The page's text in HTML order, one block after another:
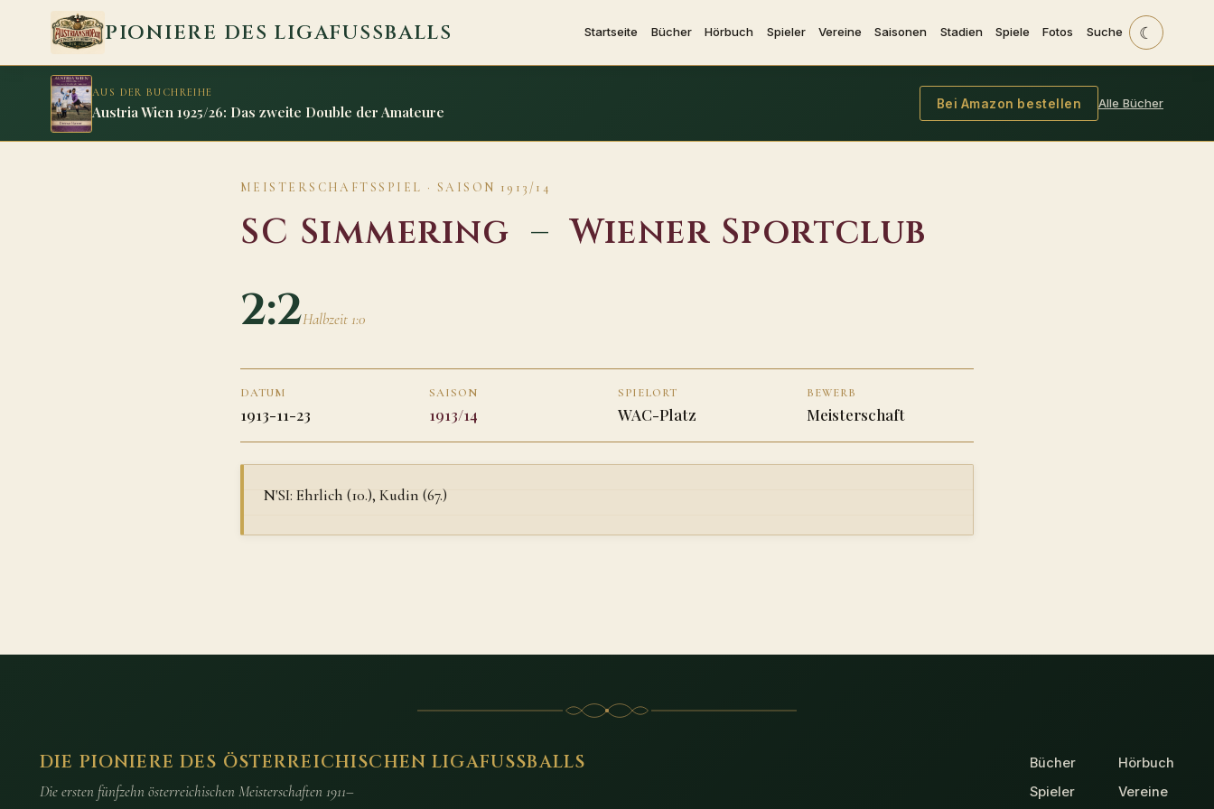
Zum Inhalt springen
PIONIERE DES LIGAFUSSBALLS Startseite Bücher Hörbuch Spieler Vereine Saisonen Stadien Spiele Fotos Suche ☾
AUS DER BUCHREIHE
Austria Wien 1925/26: Das zweite Double der Amateure Bei Amazon bestellen Alle Bücher
MEISTERSCHAFTSSPIEL · SAISON 1913/14
SC Simmering –Wiener Sportclub
2:2Halbzeit 1:0
DATUM
1913-11-23
SAISON
1913/14
SPIELORT
WAC-Platz
BEWERB
Meisterschaft
N'SI: Ehrlich (10.), Kudin (67.)
DIE PIONIERE DES ÖSTERREICHISCHEN LIGAFUSSBALLS
Die ersten fünfzehn österreichischen Meisterschaften 1911–
Bücher
Hörbuch
Spieler
Vereine